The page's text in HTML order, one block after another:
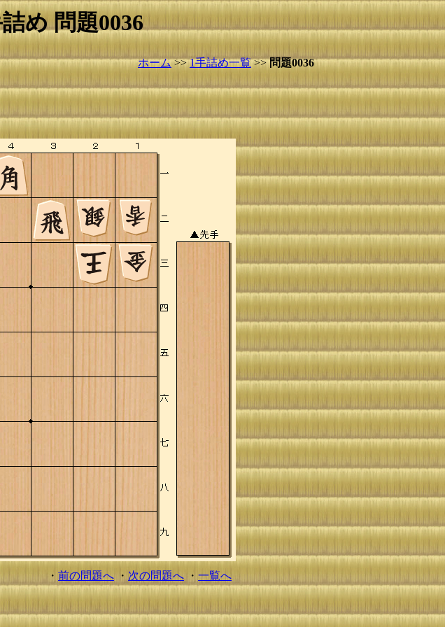
め 問題0036
ホーム>>1手詰め一覧>>問題0036
・ 前の問題へ・次の問題へ ・ 一覧へ